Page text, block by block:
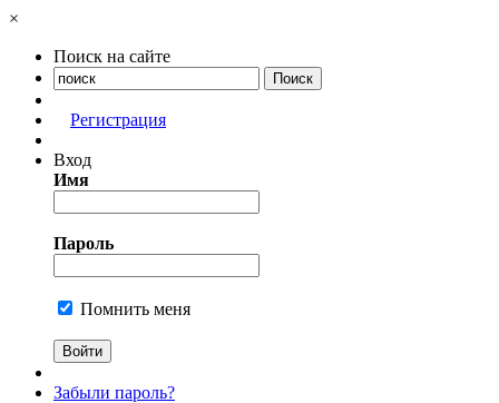
×
Поиск на сайте
Регистрация
Вход
Имя
Пароль
Помнить меня
Забыли пароль?